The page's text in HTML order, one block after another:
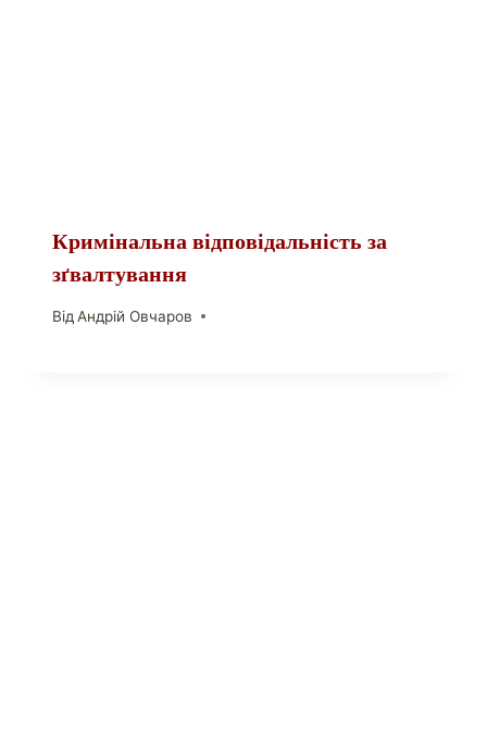
Кримінальна відповідальність за
зґвалтування
Від Андрій Овчаров